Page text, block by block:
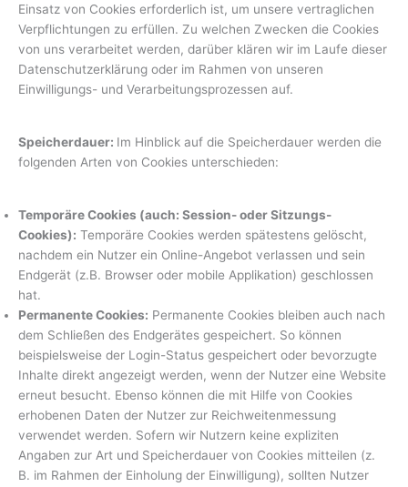
Einsatz von Cookies erforderlich ist, um unsere vertraglichen
Verpflichtungen zu erfüllen. Zu welchen Zwecken die Cookies
von uns verarbeitet werden, darüber klären wir im Laufe dieser
Datenschutzerklärung oder im Rahmen von unseren
Einwilligungs- und Verarbeitungsprozessen auf.
Speicherdauer: Im Hinblick auf die Speicherdauer werden die
folgenden Arten von Cookies unterschieden:
Temporäre Cookies (auch: Session- oder Sitzungs-
Cookies): Temporäre Cookies werden spätestens gelöscht,
nachdem ein Nutzer ein Online-Angebot verlassen und sein
Endgerät (z.B. Browser oder mobile Applikation) geschlossen
hat.
Permanente Cookies: Permanente Cookies bleiben auch nach
dem Schließen des Endgerätes gespeichert. So können
beispielsweise der Login-Status gespeichert oder bevorzugte
Inhalte direkt angezeigt werden, wenn der Nutzer eine Website
erneut besucht. Ebenso können die mit Hilfe von Cookies
erhobenen Daten der Nutzer zur Reichweitenmessung
verwendet werden. Sofern wir Nutzern keine expliziten
Angaben zur Art und Speicherdauer von Cookies mitteilen (z.
B. im Rahmen der Einholung der Einwilligung), sollten Nutzer